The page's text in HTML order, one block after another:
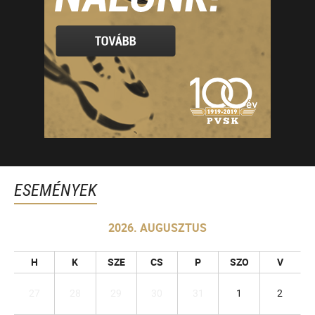
ESEMÉNYEK
2026. AUGUSZTUS
H K SZE CS P SZO V
1 2